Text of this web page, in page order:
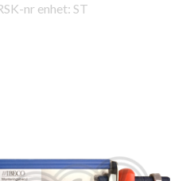
nr enhet: ST